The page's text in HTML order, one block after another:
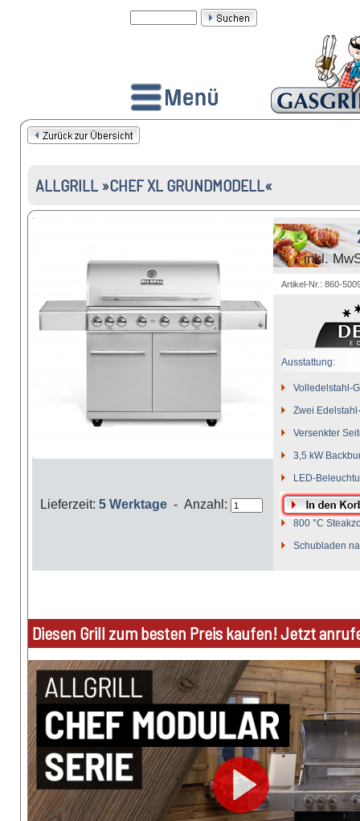
ALLGRILL »CHEF XL GRUNDMODELL«
Lieferzeit: 5 Werktage - Anzahl:
inkl.
Artikel-Nr.: 860-
Ausstattung:
Volledelstahl-
Zwei
Versenkter
3,5 kW
LED-
AIR SYSTEM
800 °C
Schubladen
Diesen Grill zum besten Preis kaufen! Jetzt